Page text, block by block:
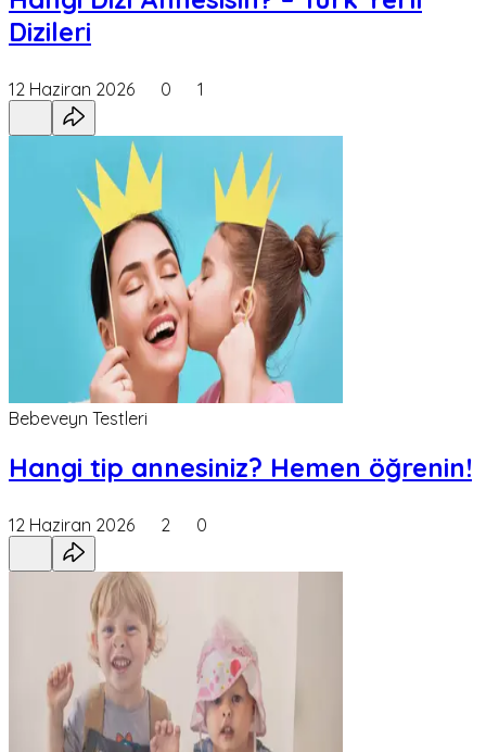
Dizileri
12 Haziran 2026 0 1
Bebeveyn Testleri
Hangi tip annesiniz? Hemen öğrenin!
12 Haziran 2026 2 0